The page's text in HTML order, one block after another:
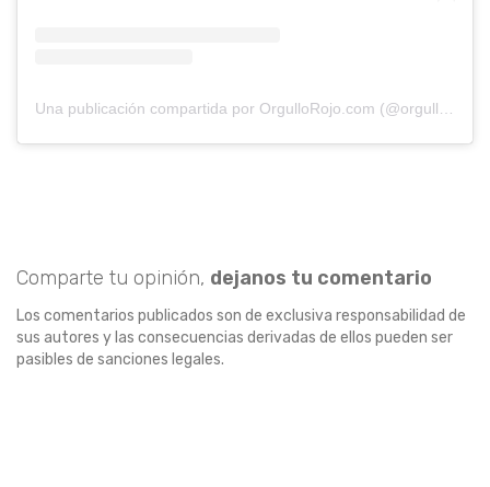
Comparte tu opinión, dejanos tu comentario
Los comentarios publicados son de exclusiva responsabilidad de
sus autores y las consecuencias derivadas de ellos pueden ser
pasibles de sanciones legales.